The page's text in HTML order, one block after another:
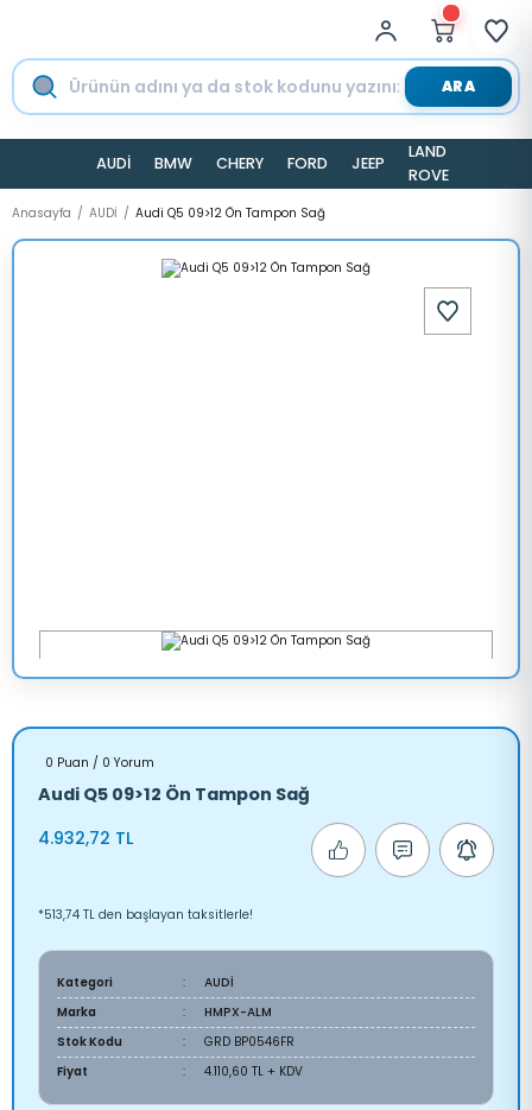
ARA
AUDİ BMW CHERY FORD JEEP
LAND
ROVER
Anasayfa AUDİ Audi Q5 09>12 Ön Tampon Sağ
0 Puan / 0 Yorum
Audi Q5 09>12 Ön Tampon Sağ
4.932,72 TL
*513,74 TL den başlayan taksitlerle!
Kategori
AUDİ
Marka
HMPX-ALM
Stok Kodu
GRD BP0546FR
Fiyat
4.110,60 TL + KDV